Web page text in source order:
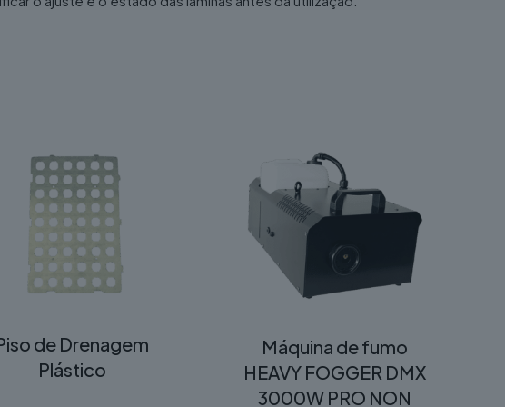
de Drenagem
Plástico
Máquina de fumo
HEAVY FOGGER DMX
3000W PRO NON